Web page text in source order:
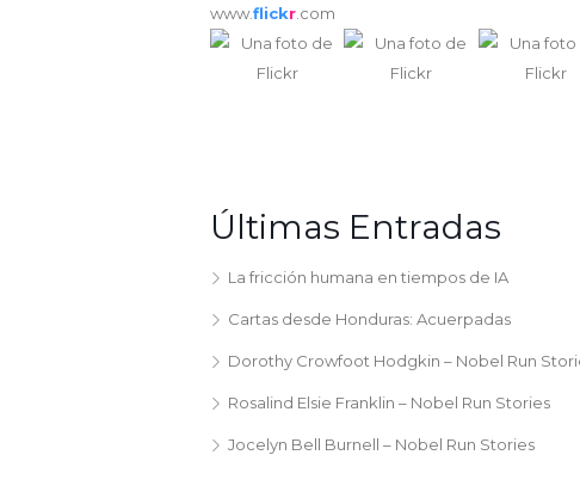
www.flickr .com
Últimas Entradas
La fricción humana en tiempos de IA
Cartas desde Honduras: Acuerpadas
Dorothy Crowfoot Hodgkin – Nobel Run
Rosalind Elsie Franklin – Nobel Run Stories
Jocelyn Bell Burnell – Nobel Run Stories